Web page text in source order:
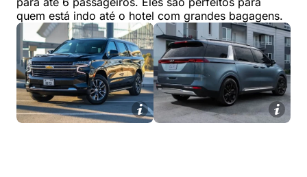
quem está indo até o hotel com grandes bagagens.